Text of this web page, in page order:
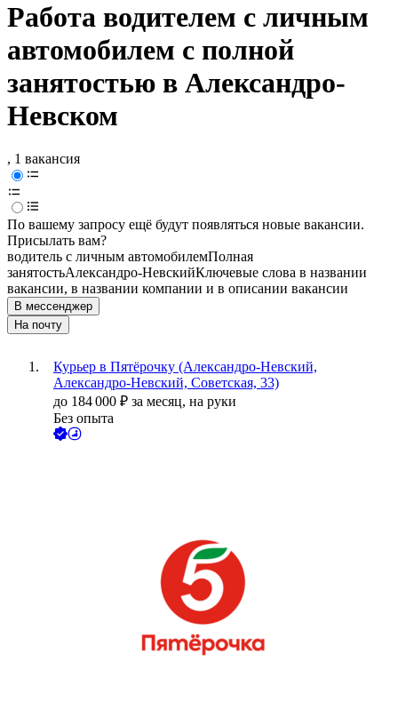
Работа водителем с личным
автомобилем с полной
занятостью в Александро-
Невском
, 1 вакансия
По вашему запросу ещё будут появляться новые вакансии.
Присылать вам?
водитель с личным автомобилемПолная
занятостьАлександро-НевскийКлючевые слова в названии
вакансии, в названии компании и в описании вакансии
В мессенджер
На почту
Курьер в Пятёрочку (Александро-Невский,
Александро-Невский, Советская, 33)
до 184 000 ₽ за месяц, на руки
Без опыта